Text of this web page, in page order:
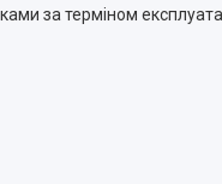
за терміном